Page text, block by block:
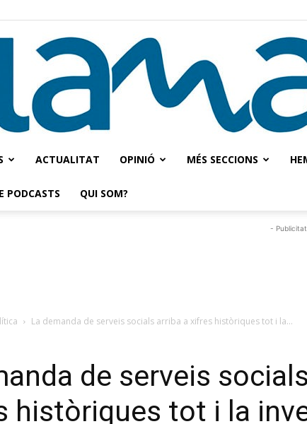
ACTUALITAT OPINIÓ MÉS SECCIONS
PODCASTS QUI SOM?
-
La demanda de serveis socials arriba a xifres històriques tot i la...
de serveis
històriques tot i la